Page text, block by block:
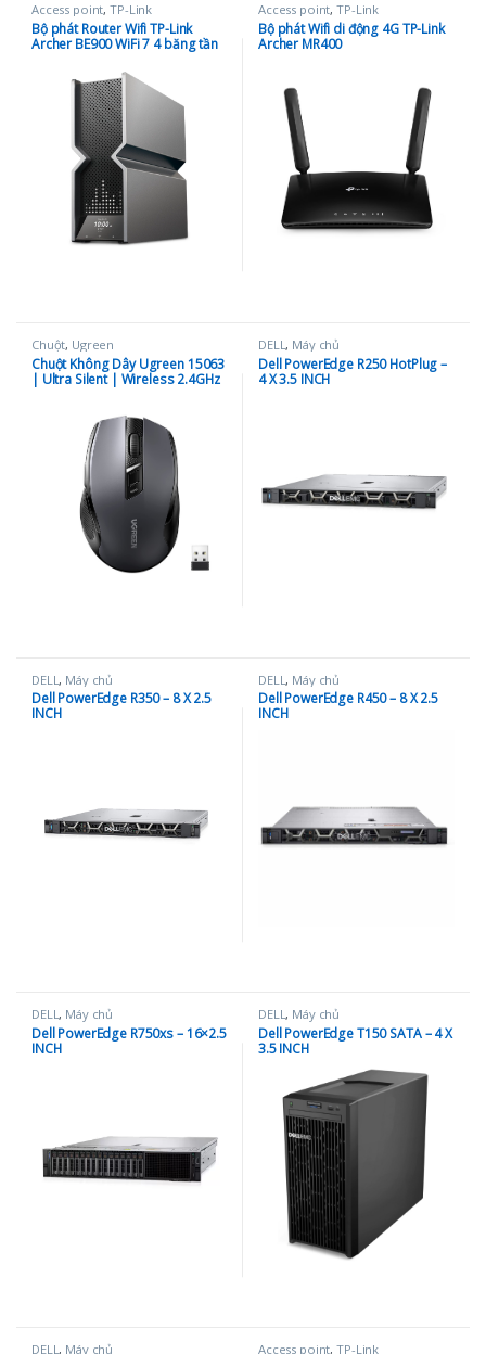
Access point,TP-Link
Bộ phát Router Wifi TP-Link
Archer BE900 WiFi 7 4 băng tần
Access point,TP-Link
Bộ phát Wifi di động 4G TP-Link
Archer MR400
Chuột, Ugreen
Chuột Không Dây Ugreen 15063
| Ultra Silent | Wireless 2.4GHz
DELL , Máy chủ
Dell PowerEdge R250 HotPlug –
4 X 3.5 INCH
DELL , Máy chủ
Dell PowerEdge R350 – 8 X 2.5
INCH
DELL , Máy chủ
Dell PowerEdge R450 – 8 X 2.5
INCH
DELL, Máy chủ
Dell PowerEdge R750xs – 16×2.5
INCH
DELL, Máy chủ
Dell PowerEdge T150 SATA – 4 X
3.5 INCH
DELL, Máy chủ Access point,TP-Link